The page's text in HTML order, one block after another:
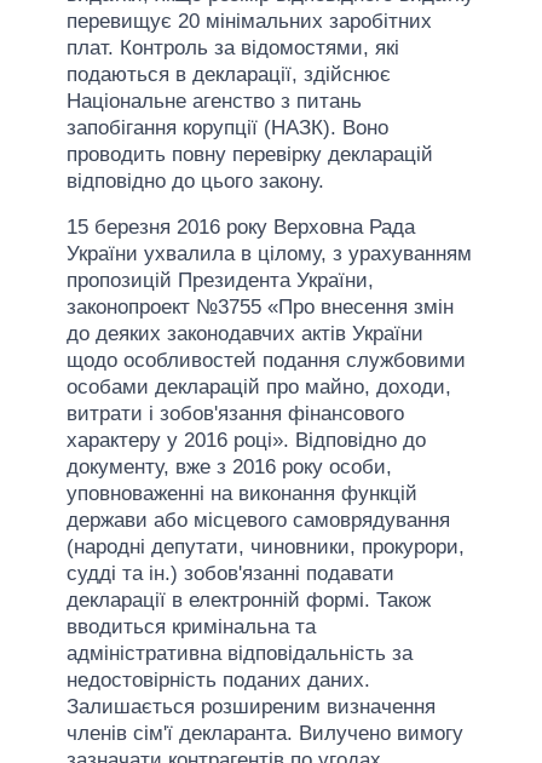
перевищує 20 мінімальних заробітних
плат. Контроль за відомостями, які
подаються в декларації, здійснює
Національне агенство з питань
запобігання корупції (НАЗК). Воно
проводить повну перевірку декларацій
відповідно до цього закону.
15 березня 2016 року Верховна Рада
України ухвалила в цілому, з урахуванням
пропозицій Президента України,
законопроект №3755 «Про внесення змін
до деяких законодавчих актів України
щодо особливостей подання службовими
особами декларацій про майно, доходи,
витрати і зобов'язання фінансового
характеру у 2016 році». Відповідно до
документу, вже з 2016 року особи,
уповноваженні на виконання функцій
держави або місцевого самоврядування
(народні депутати, чиновники, прокурори,
судді та ін.) зобов'язанні подавати
декларації в електронній формі. Також
вводиться кримінальна та
адміністративна відповідальність за
недостовірність поданих даних.
Залишається розширеним визначення
членів сім'ї декларанта. Вилучено вимогу